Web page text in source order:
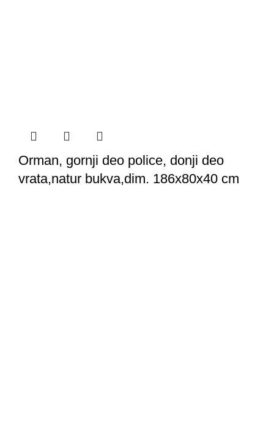
Orman, gornji deo police, donji deo
vrata,natur bukva,dim. 186x80x40 cm